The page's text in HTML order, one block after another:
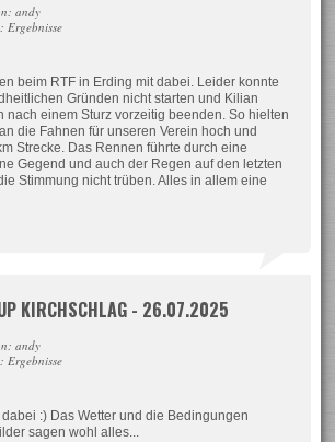
andy
Ergebnisse
beim RTF in Erding mit dabei. Leider konnte
Gründen nicht starten und Kilian
nach einem Sturz vorzeitig beenden. So hielten
die Fahnen für unseren Verein hoch und
Strecke. Das Rennen führte durch eine
Gegend und auch der Regen auf den letzten
Stimmung nicht trüben. Alles in allem eine
KIRCHSCHLAG - 26.07.2025
andy
Ergebnisse
:) Das Wetter und die Bedingungen
sagen wohl alles...